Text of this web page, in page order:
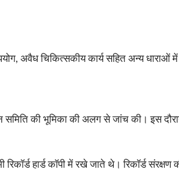
अवैध चिकित्सकीय कार्य सहित अन्य
की भूमिका की अलग से जांच की। इस
हार्ड कॉपी में रखे जाते थे। रिकॉर्ड संरक्षण